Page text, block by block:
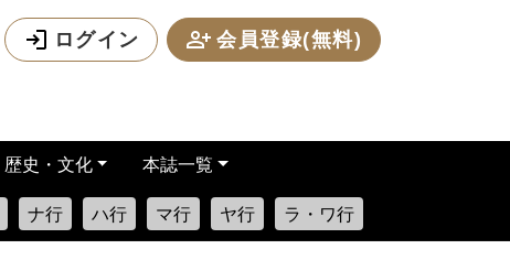
ログイン 会員登録(無料)
歴史・文化 本誌一覧
ナ行 ハ行 マ行 ヤ行 ラ・ワ行